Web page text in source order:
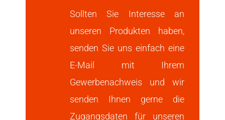
Sollten Sie Interesse an
unseren Produkten haben,
senden Sie uns einfach eine
E-Mail mit Ihrem
Gewerbenachweis und wir
senden Ihnen gerne die
Zugangsdaten für unseren